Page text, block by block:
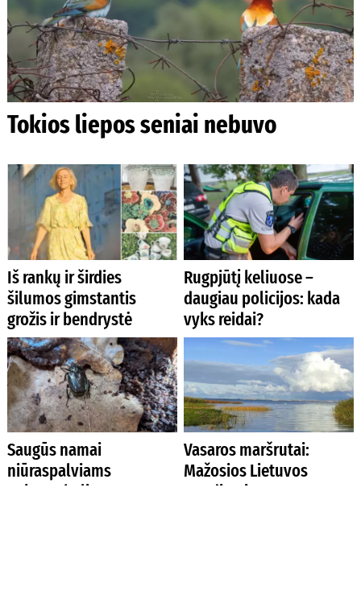
Tokios liepos seniai nebuvo
Iš rankų ir širdies
šilumos gimstantis
grožis ir bendrystė
Rugpjūtį keliuose –
daugiau policijos: kada
vyks reidai?
Saugūs namai
niūraspalviams
auksavabaliams
Vasaros maršrutai:
Mažosios Lietuvos
atradimai